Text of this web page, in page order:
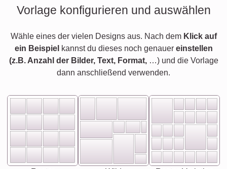
Vorlage konfigurieren und auswählen
Wähle eines der vielen Designs aus. Nach dem Klick auf
ein Beispiel kannst du dieses noch genauer einstellen
(z.B. Anzahl der Bilder, Text, Format,…) und die Vorlage
dann anschließend verwenden.